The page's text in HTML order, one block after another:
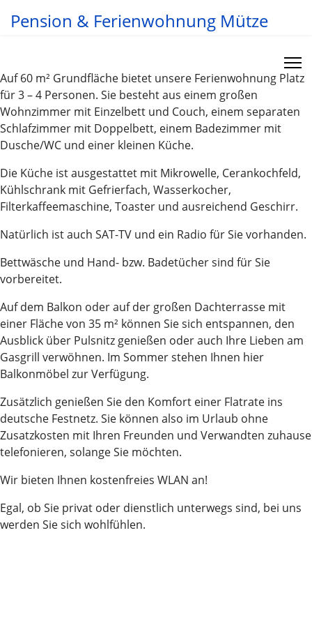
Pension & Ferienwohnung Mütze
Auf 60 m² Grundfläche bietet unsere Ferienwohnung Platz
für 3 – 4 Personen. Sie besteht aus einem großen
Wohnzimmer mit Einzelbett und Couch, einem separaten
Schlafzimmer mit Doppelbett, einem Badezimmer mit
Dusche/WC und einer kleinen Küche.
Die Küche ist ausgestattet mit Mikrowelle, Cerankochfeld,
Kühlschrank mit Gefrierfach, Wasserkocher,
Filterkaffeemaschine, Toaster und ausreichend Geschirr.
Natürlich ist auch SAT-TV und ein Radio für Sie vorhanden.
Bettwäsche und Hand- bzw. Badetücher sind für Sie
vorbereitet.
Auf dem Balkon oder auf der großen Dachterrasse mit
einer Fläche von 35 m² können Sie sich entspannen, den
Ausblick über Pulsnitz genießen oder auch Ihre Lieben am
Gasgrill verwöhnen. Im Sommer stehen Ihnen hier
Balkonmöbel zur Verfügung.
Zusätzlich genießen Sie den Komfort einer Flatrate ins
deutsche Festnetz. Sie können also im Urlaub ohne
Zusatzkosten mit Ihren Freunden und Verwandten zuhause
telefonieren, solange Sie möchten.
Wir bieten Ihnen kostenfreies WLAN an!
Egal, ob Sie privat oder dienstlich unterwegs sind, bei uns
werden Sie sich wohlfühlen.